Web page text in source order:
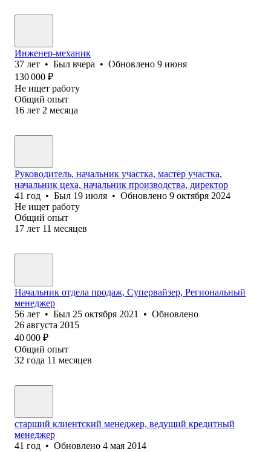
Инженер-механик
37 лет • Был вчера • Обновлено 9 июня
130 000 ₽
Не ищет работу
Общий опыт
16 лет 2 месяца
Руководитель, начальник участка, мастер участка,
начальник цеха, начальник производства, директор
41 год • Был 19 июля • Обновлено 9 октября 2024
Не ищет работу
Общий опыт
17 лет 11 месяцев
Начальник отдела продаж, Супервайзер, Региональный
менеджер
56 лет • Был 25 октября 2021 • Обновлено
26 августа 2015
40 000 ₽
Общий опыт
32 года 11 месяцев
старший клиентский менеджер, ведущий кредитный
менеджер
41 год • Обновлено 4 мая 2014